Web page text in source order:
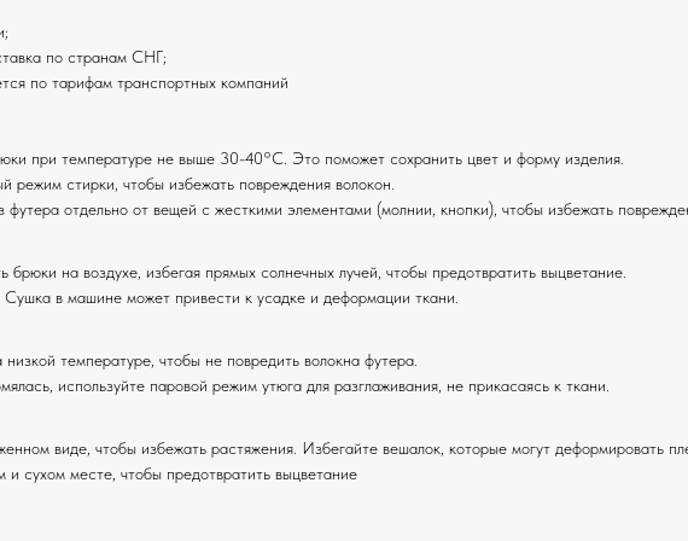
по странам СНГ;
по тарифам транспортных компаний
при температуре не выше 30-40°C. Это поможет сохранить цвет и форму изделия.
режим стирки, чтобы избежать повреждения волокон.
отдельно от вещей с жесткими элементами (молнии, кнопки), чтобы избежать
брюки на воздухе, избегая прямых солнечных лучей, чтобы предотвратить выцветание.
Сушка в машине может привести к усадке и деформации ткани.
температуре, чтобы не повредить волокна футера.
используйте паровой режим утюга для разглаживания, не прикасаясь к ткани.
виде, чтобы избежать растяжения. Избегайте вешалок, которые могут деформировать
сухом месте, чтобы предотвратить выцветание